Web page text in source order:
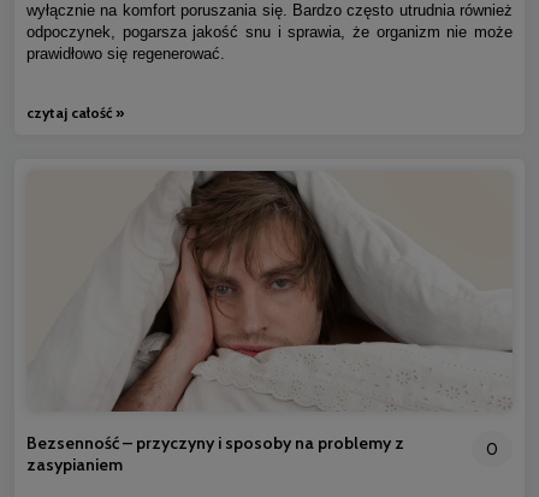
wyłącznie na komfort poruszania się. Bardzo często utrudnia również
odpoczynek, pogarsza jakość snu i sprawia, że organizm nie może
prawidłowo się regenerować.
czytaj całość »
Bezsenność – przyczyny i sposoby na problemy z
zasypianiem
0